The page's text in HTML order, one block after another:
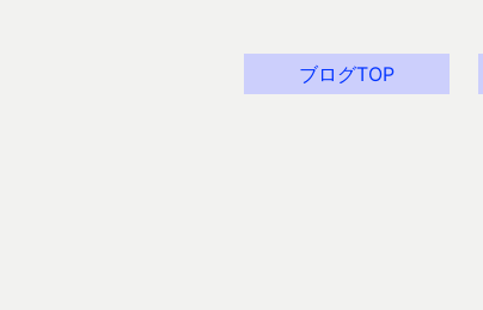
ブログTOP